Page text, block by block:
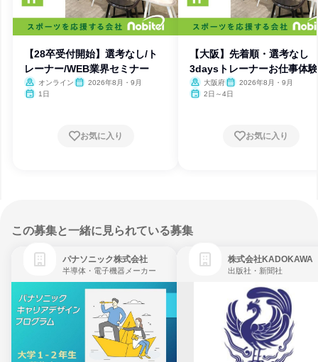
【28卒受付開始】選考なし/ト
レーナー/WEB業界セミナー
オンライン
2026年8月・9月
1日
お気に入り
【大阪】先着順・選考なし
3daysトレーナーお仕事体験
大阪府
2026年8月・9月
2日～4日
お気に入り
この募集と一緒に見られている募集
パナソニック株式会社
半導体・電子機器メーカー
株式会社KADOKAWA
出版社・新聞社